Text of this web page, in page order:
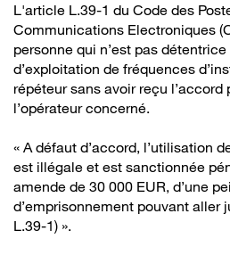
L'article L.39-1 du Code des
Communications Electroniques
personne qui n’est pas détentrice
d’exploitation de fréquences
répéteur sans avoir reçu l’accord
l’opérateur concerné.
« A défaut d’accord, l’utilisation
est illégale et est sanctionnée
amende de 30 000 EUR, d’une
d’emprisonnement pouvant aller
L.39-1) ».